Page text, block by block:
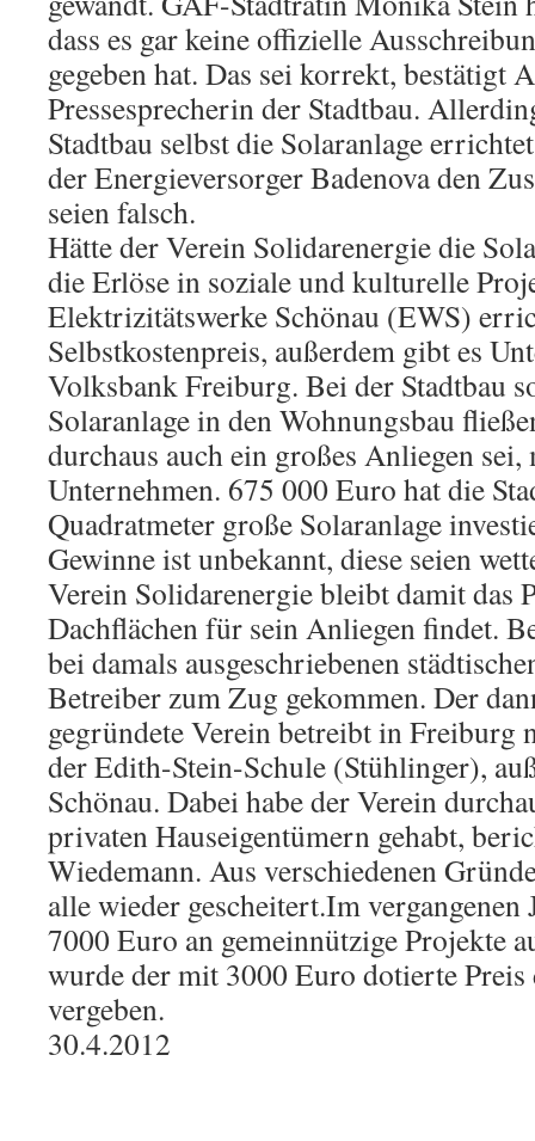
dass es gar keine offizielle
gegeben hat. Das sei korrekt, bestätigt
Pressesprecherin der Stadtbau.
Stadtbau selbst die Solaranlage
der Energieversorger Badenova den
seien falsch.
Hätte der Verein Solidarenergie die
die Erlöse in soziale und kulturelle
Elektrizitätswerke Schönau (EWS)
Selbstkostenpreis, außerdem gibt es
Volksbank Freiburg. Bei der Stadtbau
Solaranlage in den Wohnungsbau
durchaus auch ein großes Anliegen sei,
Unternehmen. 675 000 Euro hat die
Quadratmeter große Solaranlage
Gewinne ist unbekannt, diese seien
Verein Solidarenergie bleibt damit das
Dachflächen für sein Anliegen findet.
bei damals ausgeschriebenen
Betreiber zum Zug gekommen. Der
gegründete Verein betreibt in Freiburg
der Edith-Stein-Schule (Stühlinger),
Schönau. Dabei habe der Verein
privaten Hauseigentümern gehabt,
Wiedemann. Aus verschiedenen
alle wieder gescheitert.Im vergangenen
7000 Euro an gemeinnützige Projekte
wurde der mit 3000 Euro dotierte
vergeben.
30.4.2012